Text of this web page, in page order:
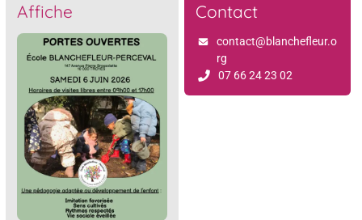
Affiche Contact
contact@blanchefleur.o
rg
07 66 24 23 02